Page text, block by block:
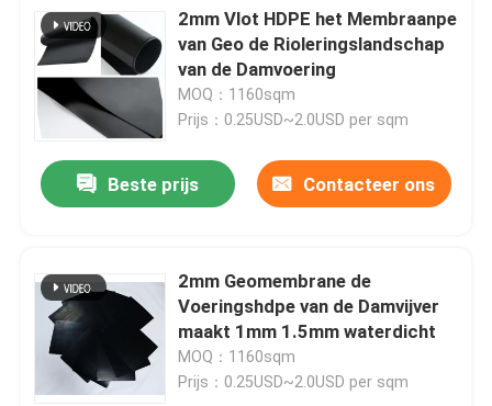
2mm Vlot HDPE het Membraanpe
van Geo de Rioleringslandschap
van de Damvoering
MOQ：1160sqm
Prijs：0.25USD~2.0USD per sqm
Beste prijs Contacteer ons
2mm Geomembrane de
Voeringshdpe van de Damvijver
maakt 1mm 1.5mm waterdicht
MOQ：1160sqm
Prijs：0.25USD~2.0USD per sqm